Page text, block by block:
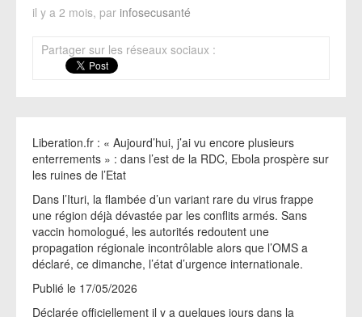
il y a 2 mois, par infosecusanté
Partager sur les réseaux sociaux :
Liberation.fr : « Aujourd’hui, j’ai vu encore plusieurs
enterrements » : dans l’est de la RDC, Ebola prospère sur
les ruines de l’Etat
Dans l’Ituri, la flambée d’un variant rare du virus frappe
une région déjà dévastée par les conflits armés. Sans
vaccin homologué, les autorités redoutent une
propagation régionale incontrôlable alors que l’OMS a
déclaré, ce dimanche, l’état d’urgence internationale.
Publié le 17/05/2026
Déclarée officiellement il y a quelques jours dans la